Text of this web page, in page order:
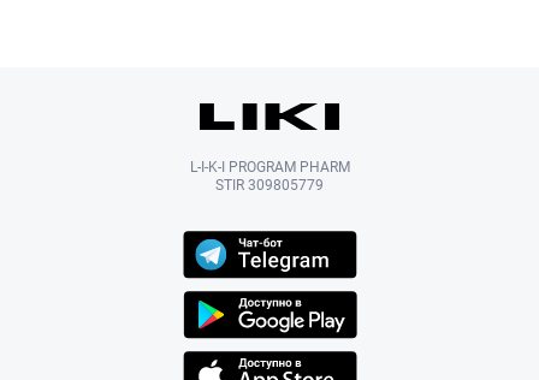
L-I-K-I PROGRAM PHARM
STIR 309805779